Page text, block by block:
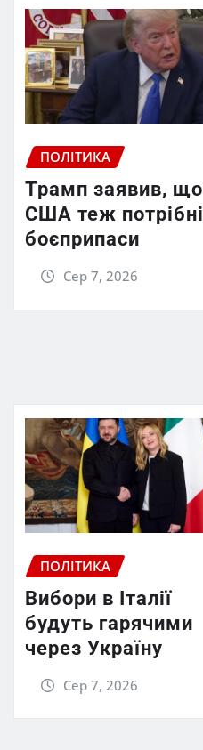
ПОЛІТИКА
Трамп заявив, що
США теж потрібні
боєприпаси
Сер 7, 2026
ПОЛІТИКА
Вибори в Італії
будуть гарячими
через Україну
Сер 7, 2026